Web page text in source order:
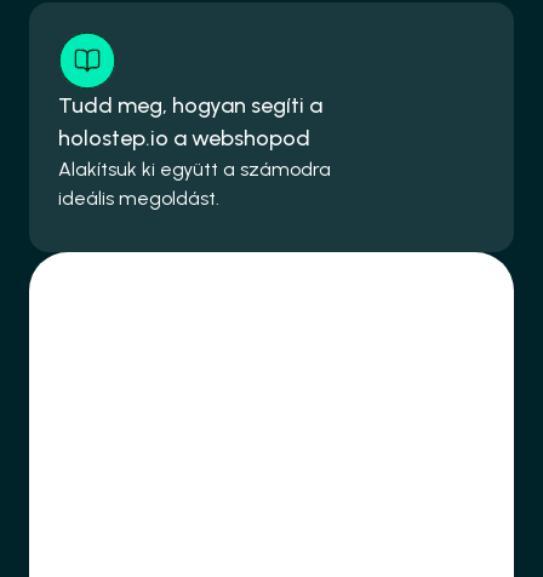
Tudd meg, hogyan segíti a
holostep.io a webshopod
Alakítsuk ki együtt a számodra
ideális megoldást.